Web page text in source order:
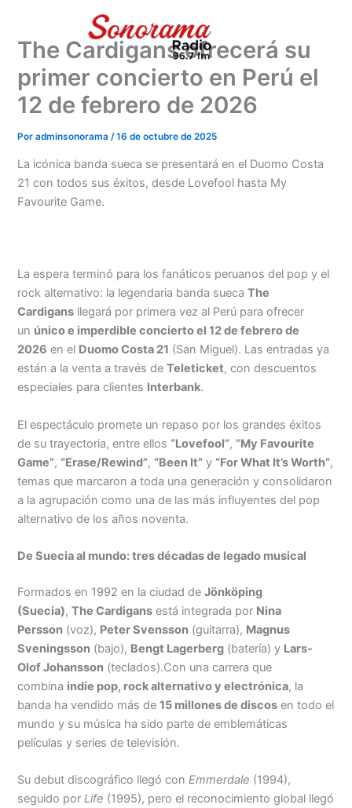
contenido
The Cardigans ofrecerá su
primer concierto en Perú el
12 de febrero de 2026
Poradminsonorama/16 de octubre de 2025
La icónica banda sueca se presentará en el Duomo Costa
21 con todos sus éxitos, desde Lovefool hasta My
Favourite Game.
La espera terminó para los fanáticos peruanos del pop y el
rock alternativo: la legendaria banda suecaThe
Cardigans llegará por primera vez al Perú para ofrecer
un único e imperdible concierto el 12 de febrero de
2026 en el Duomo Costa 21 (San Miguel). Las entradas ya
están a la venta a través deTeleticket, con descuentos
especiales para clientes Interbank.
El espectáculo promete un repaso por los grandes éxitos
de su trayectoria, entre ellos “Lovefool”, “My Favourite
Game”, “Erase/Rewind”, “Been It” y “For What It’s Worth”,
temas que marcaron a toda una generación y consolidaron
a la agrupación como una de las más influyentes del pop
alternativo de los años noventa.
De Suecia al mundo: tres décadas de legado musical
Formados en 1992 en la ciudad deJönköping
(Suecia),The Cardigans está integrada por Nina
Persson (voz), Peter Svensson (guitarra), Magnus
Sveningsson (bajo), Bengt Lagerberg (batería) y Lars-
Olof Johansson (teclados).Con una carrera que
combina indie pop, rock alternativo y electrónica, la
banda ha vendido más de15 millones de discos en todo el
mundo y su música ha sido parte de emblemáticas
películas y series de televisión.
Su debut discográfico llegó conEmmerdale (1994),
seguido porLife (1995), pero el reconocimiento global llegó